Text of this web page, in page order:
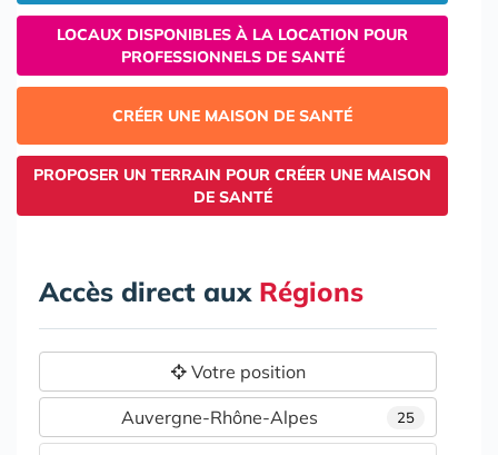
LOCAUX DISPONIBLES À LA LOCATION POUR
PROFESSIONNELS DE SANTÉ
CRÉER UNE MAISON DE SANTÉ
PROPOSER UN TERRAIN POUR CRÉER UNE MAISON
DE SANTÉ
Accès direct aux Régions
Votre position
25
Auvergne-Rhône-Alpes